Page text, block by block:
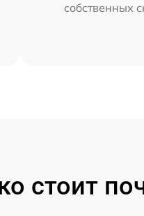
собственных
стоит